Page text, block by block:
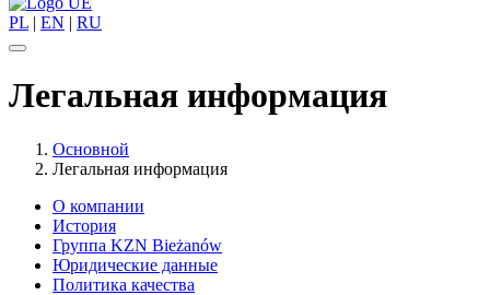
PL | EN | RU
Легальная информация
Основной
Легальная информация
О компании
История
Группа KZN Bieżanów
Юридические данные
Политика качества